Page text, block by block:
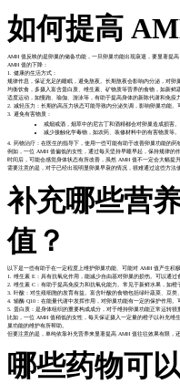
如何提高
AMH 值反映的是卵巢的储备功能，一旦卵巢功能出现衰退，要显著提
AMH 值的下降：
1. 健康的生活方式：
规律作息，保证充足的睡眠，避免熬夜。长期熬夜会影响内分泌，对卵
均衡饮食，多摄入富含蛋白质、维生素、矿物质等营养的食物，如新鲜
适度运动，如慢跑、瑜伽、游泳等，有助于提高身体的新陈代谢和免疫力
2. 减轻压力：长期的高压力状态可能导致内分泌失调，影响卵巢功能。
3. 避免有害物质：
戒烟戒酒，烟草中的尼古丁和酒精都会对卵巢造成损害。
减少接触化学毒物，如农药、装修材料中的有害物质等。
4. 药物治疗：在医生的指导下，使用一些可能有助于改善卵巢功能的药
例如，一位 AMH 值偏低的女性，通过每天坚持早睡早起，保持规律的
时间后，可能会感觉身体状态有所改善，虽然 AMH 值不一定会大幅提
需要注意的是，对于已经出现明显卵巢早衰的情况，很难通过这些方法
补充哪些营
值？
以下是一些有助于在一定程度上维护卵巢功能、可能对 AMH 值产生积
1. 维生素 E：具有抗氧化作用，能减少自由基对卵巢的损伤。可以通
2. 维生素 C：有助于提高免疫力和抗氧化能力。常见于新鲜水果，如橙
3. 叶酸：对生殖细胞的发育有益。富含叶酸的食物包括绿叶蔬菜、豆类
4. 辅酶 Q10：在能量代谢中发挥作用，对卵巢功能有一定的保护作用。
5. 蛋白质：是身体组织的重要构成成分，对于维持卵巢功能正常运转很
比如，一位 AMH 值稍低的女性，每天保证摄入一定量的橙子以补充维
巢功能的维护有所帮助。
但要注意的是，单纯依靠补充营养来显著提高 AMH 值往往效果有限，
哪些药物可